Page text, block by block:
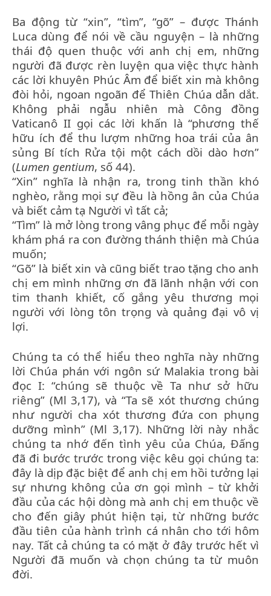
Ba động từ “xin”, “tìm”, “gõ” – được Thánh
Luca dùng để nói về cầu nguyện – là những
thái độ quen thuộc với anh chị em, những
người đã được rèn luyện qua việc thực hành
các lời khuyên Phúc Âm để biết xin mà không
đòi hỏi, ngoan ngoãn để Thiên Chúa dẫn dắt.
Không phải ngẫu nhiên mà Công đồng
Vaticanô II gọi các lời khấn là “phương thế
hữu ích để thu lượm những hoa trái của ân
sủng Bí tích Rửa tội một cách dồi dào hơn”
(Lumen gentium, số 44).
“Xin” nghĩa là nhận ra, trong tinh thần khó
nghèo, rằng mọi sự đều là hồng ân của Chúa
và biết cảm tạ Người vì tất cả;
“Tìm” là mở lòng trong vâng phục để mỗi ngày
khám phá ra con đường thánh thiện mà Chúa
muốn;
“Gõ” là biết xin và cũng biết trao tặng cho anh
chị em mình những ơn đã lãnh nhận với con
tim thanh khiết, cố gắng yêu thương mọi
người với lòng tôn trọng và quảng đại vô vị
lợi.
Chúng ta có thể hiểu theo nghĩa này những
lời Chúa phán với ngôn sứ Malakia trong bài
đọc I: “chúng sẽ thuộc về Ta như sở hữu
riêng” (Ml 3,17), và “Ta sẽ xót thương chúng
như người cha xót thương đứa con phụng
dưỡng mình” (Ml 3,17). Những lời này nhắc
chúng ta nhớ đến tình yêu của Chúa, Đấng
đã đi bước trước trong việc kêu gọi chúng ta:
đây là dịp đặc biệt để anh chị em hồi tưởng lại
sự nhưng không của ơn gọi mình – từ khởi
đầu của các hội dòng mà anh chị em thuộc về
cho đến giây phút hiện tại, từ những bước
đầu tiên của hành trình cá nhân cho tới hôm
nay. Tất cả chúng ta có mặt ở đây trước hết vì
Người đã muốn và chọn chúng ta từ muôn
đời.